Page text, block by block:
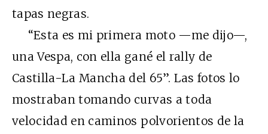
tapas negras.
“Esta es mi primera moto —me dijo—,
una Vespa, con ella gané el rally de
Castilla-La Mancha del 65”. Las fotos lo
mostraban tomando curvas a toda
velocidad en caminos polvorientos de la